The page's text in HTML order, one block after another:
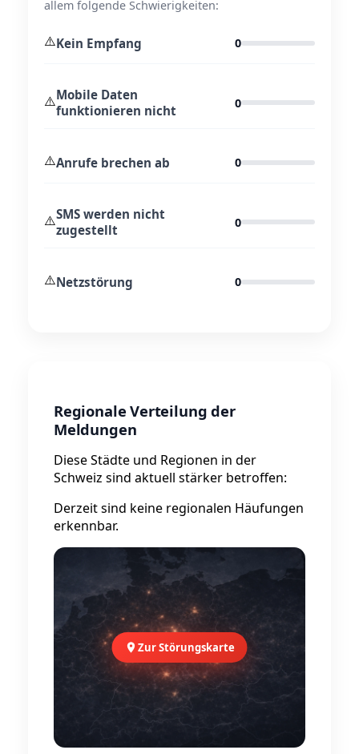
allem folgende Schwierigkeiten:
⚠️Kein Empfang 0
⚠️Mobile Daten
funktionieren nicht
0
⚠️Anrufe brechen ab 0
⚠️SMS werden nicht
zugestellt
0
⚠️Netzstörung 0
Regionale Verteilung der
Meldungen
Diese Städte und Regionen in der
Schweiz sind aktuell stärker betroffen:
Derzeit sind keine regionalen Häufungen
erkennbar.
Zur Störungskarte